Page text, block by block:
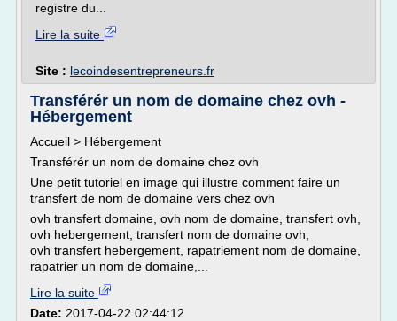
registre du...
Lire la suite
Site : lecoindesentrepreneurs.fr
Transférér un nom de domaine chez ovh -
Hébergement
Accueil > Hébergement
Transférér un nom de domaine chez ovh
Une petit tutoriel en image qui illustre comment faire un
transfert de nom de domaine vers chez ovh
ovh transfert domaine, ovh nom de domaine, transfert ovh,
ovh hebergement, transfert nom de domaine ovh,
ovh transfert hebergement, rapatriement nom de domaine,
rapatrier un nom de domaine,...
Lire la suite
Date: 2017-04-22 02:44:12